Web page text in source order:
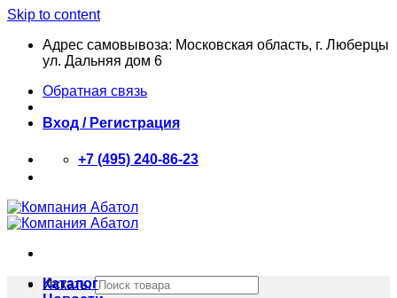
Skip to content
Адрес самовывоза: Московская область, г. Люберцы
ул. Дальняя дом 6
Обратная связь
Вход / Регистрация
+7 (495) 240-86-23
Искать:
Каталог